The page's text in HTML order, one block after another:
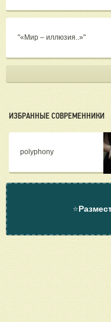
"​«Мир – иллюзия..»"
ИЗБРАННЫЕ СОВРЕМЕННИКИ
polyphony
⭐